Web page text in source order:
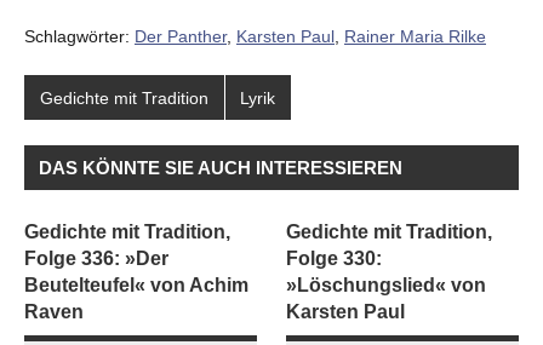
Schlagwörter: Der Panther, Karsten Paul Rainer Maria Rilke
Gedichte mit Tradition Lyrik
DAS KÖNNTE SIE AUCH INTERESSIEREN
Gedichte mit Tradition,
Folge 336: »Der
Beutelteufel« von Achim
Raven
Gedichte mit Tradition,
Folge 330:
»Löschungslied« von
Karsten Paul